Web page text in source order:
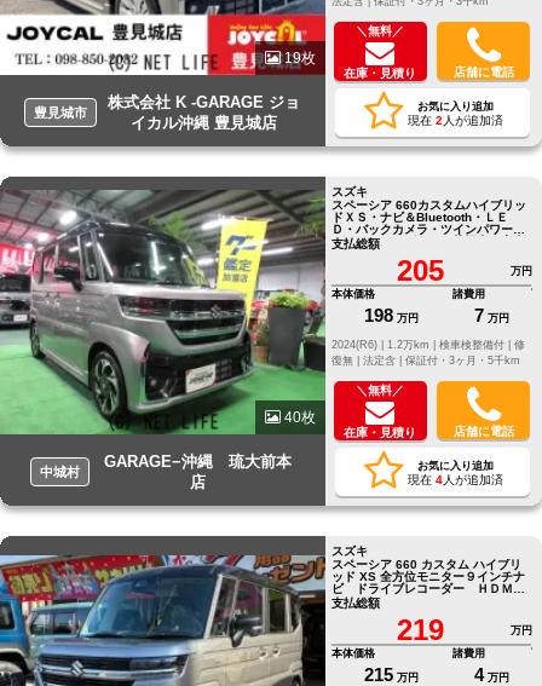
19枚
豊見城市
株式会社 K -GARAGE ジョ
イカル沖縄 豊見城店
＼無料／
在庫・見積り 店舗に電話
お気に入り追加
現在 2 人が追加済
40枚
中城村
GARAGE−沖縄 琉大前本
店
スズキ
スペーシア 660カスタムハイブリッ
ドＸＳ・ナビ＆Bluetooth・ＬＥ
Ｄ・バックカメラ・ツインパワード
ア・ハーフレザーＶｒ禁煙車の実走
12,200ｋｍ ！
支払総額
205
万円
本体価格
198 万円
諸費用
7 万円
修
復無 | 法定含 | 保証付・3ヶ月・5千km
＼無料／
在庫・見積り 店舗に電話
お気に入り追加
現在 4人が追加済
スズキ
スペーシア 660 カスタム ハイブリ
ッド XS 全方位モニター９インチナ
ビ ドライブレコーダー ＨＤＭＩ
ミラーリング ステアリングリモコ
ン ETC
支払総額
219
万円
本体価格
215 万円
諸費用
4 万円